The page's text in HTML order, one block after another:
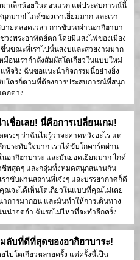
ม่าเล็กน้อยในตอนแรก แต่ประสบการณ์นี้
กมาก! ไกด์ของเราเยี่ยมมาก และเรา
ายตลอดเวลา การขับรถผ่านอากิฮาบา
วงพระอาทิตย์ตก โดยมีแสงไฟของเมือง
ขึ้นขณะที่เราไปนั้นสงบและสวยงามมาก
มือนเรากำลังสัมผัสโตเกียวในแบบใหม่
แท้จริง ฉันขอแนะนำกิจกรรมนี้อย่างยิ่ง
บใครก็ตามที่ต้องการประสบการณ์ที่สนุก
ตกต่าง
เชื่อเลย! นี่คือการเปลี่ยนเกม!
ตรงๆ ว่าฉันไม่รู้ว่าจะคาดหวังอะไร แต่
กประทับใจมาก เราได้ขับโกคาร์ตผ่าน
นอากิฮาบาระ และมันยอดเยี่ยมมาก ไกด์
ชีพสุดๆ และกลุ่มทั้งหมดสนุกสนานกัน
ราขับผ่านสถานที่เจ๋งๆ และบรรยากาศก็ดี
ณจะได้เห็นโตเกียวในแบบที่คุณไม่เคย
การมาก่อน และมันทำให้การเดินทาง
น่าจดจำ ฉันรอไม่ไหวที่จะทำอีกครั้ง
ลับที่ดีที่สุดของอากิฮาบาระ!
ยไปโตเกียวหลายครั้ง แต่ครั้งนี้เป็น